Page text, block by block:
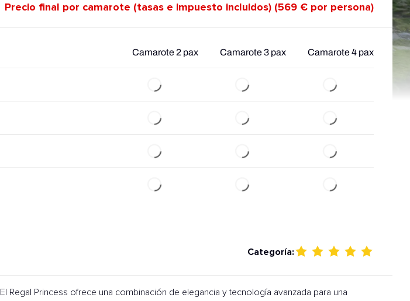
Precio final por camarote (tasas e impuesto incluidos) (569 € por persona)
Camarote 2 pax Camarote 3 pax Camarote 4 pax
Categoría:
El Regal Princess ofrece una combinación de elegancia y tecnología avanzada para una